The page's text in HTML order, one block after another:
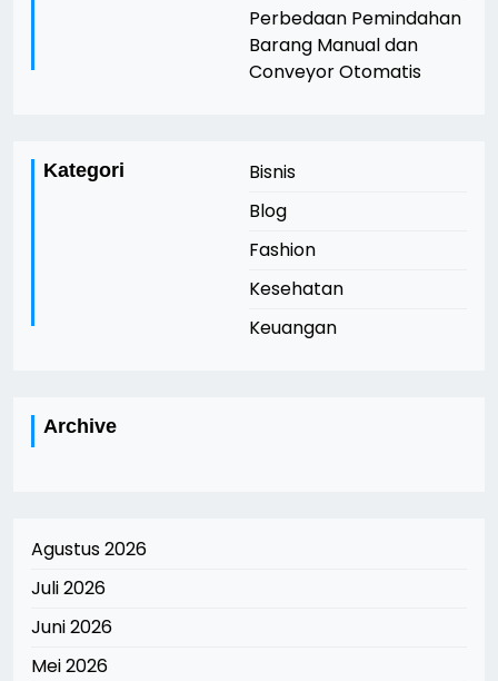
Perbedaan Pemindahan
Barang Manual dan
Conveyor Otomatis
Kategori
Bisnis
Blog
Fashion
Kesehatan
Keuangan
Archive
Agustus 2026
Juli 2026
Juni 2026
Mei 2026